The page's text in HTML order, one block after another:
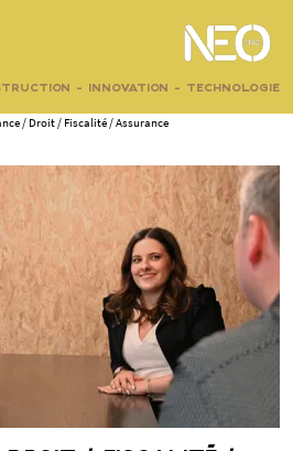
- INNOVATION - TECHNOLOGIE
/ Droit / Fiscalité / Assurance